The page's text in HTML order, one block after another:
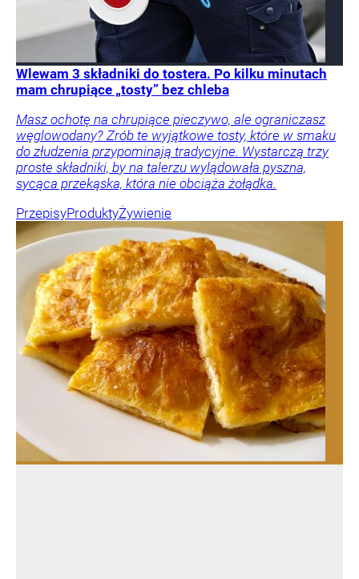
Wlewam 3 składniki do tostera. Po kilku minutach
mam chrupiące „tosty” bez chleba
Masz ochotę na chrupiące pieczywo, ale ograniczasz
węglowodany? Zrób te wyjątkowe tosty, które w smaku
do złudzenia przypominają tradycyjne. Wystarczą trzy
proste składniki, by na talerzu wylądowała pyszna,
sycąca przekąska, która nie obciąża żołądka.
PrzepisyProduktyŻywienie